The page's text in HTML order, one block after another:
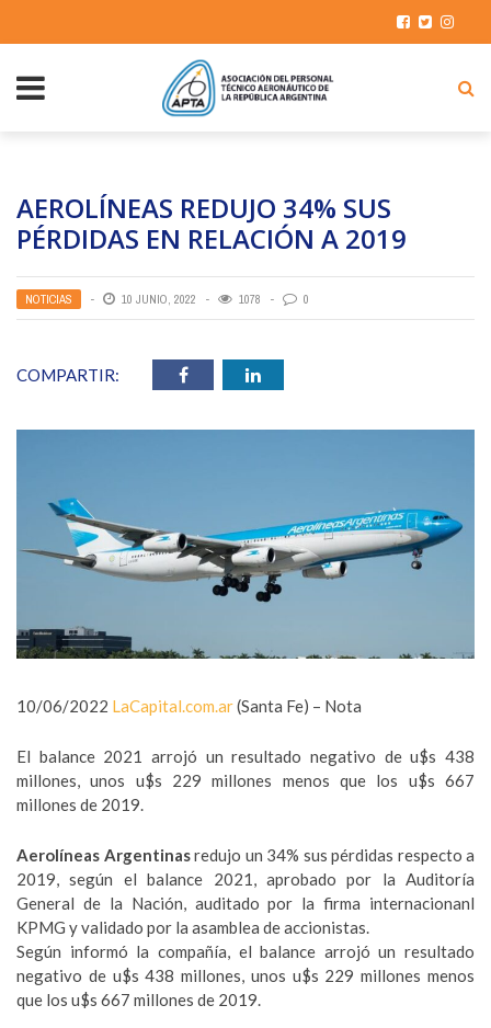
AEROLÍNEAS REDUJO 34% SUS
PÉRDIDAS EN RELACIÓN A 2019
NOTICIAS 10 JUNIO, 2022 1078 0
COMPARTIR:
10/06/2022 LaCapital.com.ar(Santa Fe) – Nota
El balance 2021 arrojó un resultado negativo de u$s 438
millones, unos u$s 229 millones menos que los u$s 667
millones de 2019.
Aerolíneas Argentinasredujo un 34% sus pérdidas respecto a
2019, según el balance 2021, aprobado por la Auditoría
General de la Nación, auditado por la firma internacionanl
KPMG y validado por la asamblea de accionistas.
Según informó la compañía, el balance arrojó un resultado
negativo de u$s 438 millones, unos u$s 229 millones menos
que los u$s 667 millones de 2019.